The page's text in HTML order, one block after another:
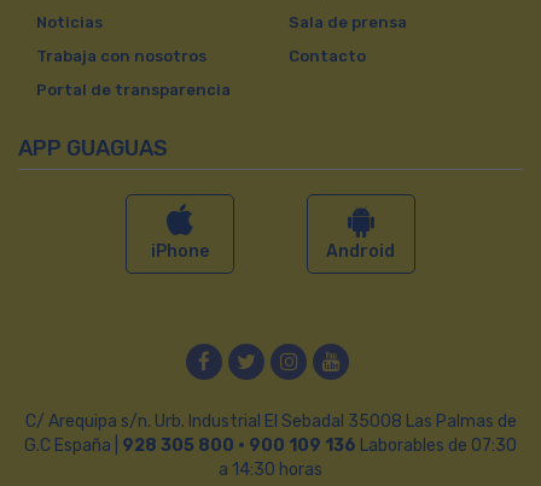
Noticias
Trabaja con nosotros
Portal de transparencia
Sala de prensa
Contacto
APP GUAGUAS
iPhone Android
FacebookTwitterInstagram
YouTube
C/ Arequipa s/n. Urb. Industrial El Sebadal 35008 Las Palmas de
G.C España | 928 305 800 · 900 109 136 Laborables de 07:30
a 14:30 horas